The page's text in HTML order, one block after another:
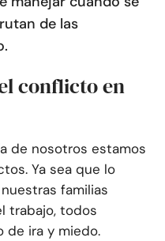
de las
conflicto en
de nosotros estamos
Ya sea que lo
familias
trabajo, todos
de ira y miedo.